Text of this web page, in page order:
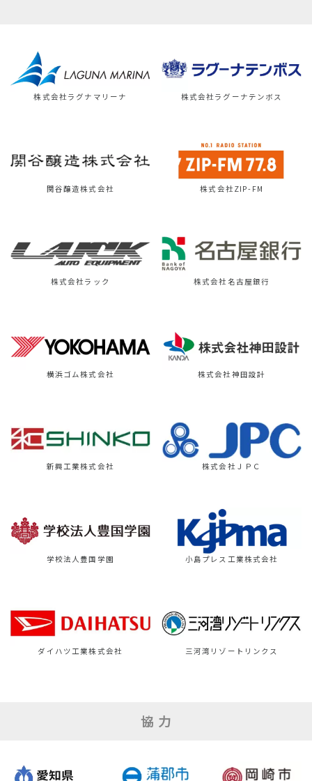
株式会社ラグナマリーナ 株式会社ラグーナテンボス
関谷醸造株式会社 株式会社ZIP-FM
株式会社ラック 株式会社名古屋銀行
横浜ゴム株式会社 株式会社神田設計
新興工業株式会社 株式会社ＪＰＣ
学校法人豊国学園 小島プレス工業株式会社
ダイハツ工業株式会社 三河湾リゾートリンクス
協 力